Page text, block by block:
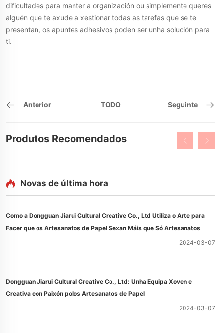
dificultades para manter a organización ou simplemente queres
alguén que te axude a xestionar todas as tarefas que se te
presentan, os apuntes adhesivos poden ser unha solución para
ti.
Anterior TODO Seguinte
Produtos Recomendados
Novas de última hora
Como a Dongguan Jiarui Cultural Creative Co., Ltd Utiliza o Arte para
Facer que os Artesanatos de Papel Sexan Máis que Só Artesanatos
2024-03-07
Dongguan Jiarui Cultural Creative Co., Ltd: Unha Equipa Xoven e
Creativa con Paixón polos Artesanatos de Papel
2024-03-07